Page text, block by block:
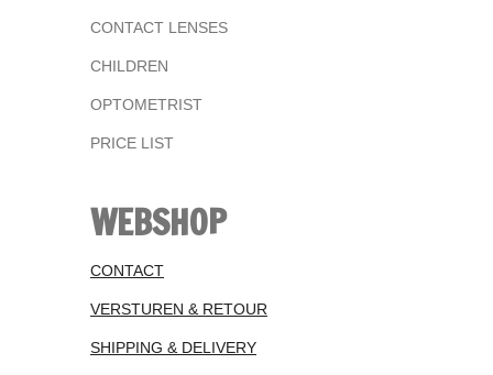
CONTACT LENSES
CHILDREN
OPTOMETRIST
PRICE LIST
WEBSHOP
CONTACT
VERSTUREN & RETOUR
SHIPPING & DELIVERY